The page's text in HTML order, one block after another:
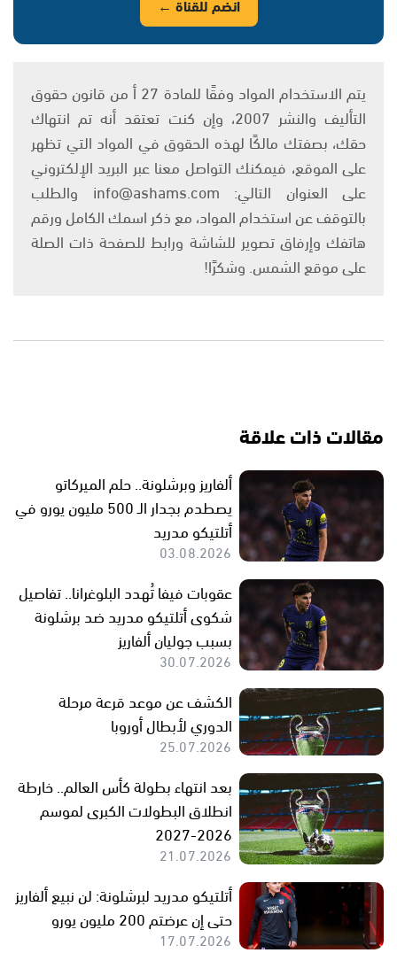
يتم الاستخدام المواد وفقًا للمادة 27 أ من قانون حقوق
التأليف والنشر 2007، وإن كنت تعتقد أنه تم انتهاك
حقك، بصفتك مالكًا لهذه الحقوق في المواد التي تظهر
على الموقع، فيمكنك التواصل معنا عبر البريد الإلكتروني
على العنوان التالي: info@ashams.com والطلب
بالتوقف عن استخدام المواد، مع ذكر اسمك الكامل ورقم
هاتفك وإرفاق تصوير للشاشة ورابط للصفحة ذات الصلة
على موقع الشمس. وشكرًا!
مقالات ذات علاقة
ألفاريز وبرشلونة.. حلم الميركاتو
يصطدم بجدار الـ 500 مليون يورو في
أتلتيكو مدريد
03.08.2026
عقوبات فيفا تُهدد البلوغرانا.. تفاصيل
شكوى أتلتيكو مدريد ضد برشلونة
بسبب جوليان ألفاريز
30.07.2026
الكشف عن موعد قرعة مرحلة
الدوري لأبطال أوروبا
25.07.2026
بعد انتهاء بطولة كأس العالم.. خارطة
انطلاق البطولات الكبرى لموسم
2026-2027
21.07.2026
أتلتيكو مدريد لبرشلونة: لن نبيع ألفاريز
حتى إن عرضتم 200 مليون يورو
17.07.2026